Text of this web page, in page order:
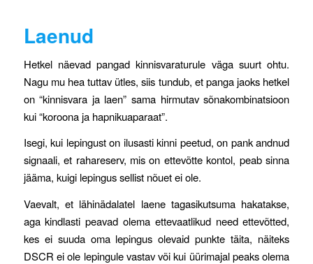
Laenud
Hetkel näevad pangad kinnisvaraturule väga suurt ohtu.
Nagu mu hea tuttav ütles, siis tundub, et panga jaoks hetkel
on “kinnisvara ja laen” sama hirmutav sõnakombinatsioon
kui “koroona ja hapnikuaparaat”.
Isegi, kui lepingust on ilusasti kinni peetud, on pank andnud
signaali, et rahareserv, mis on ettevõtte kontol, peab sinna
jääma, kuigi lepingus sellist nõuet ei ole.
Vaevalt, et lähinädalatel laene tagasikutsuma hakatakse,
aga kindlasti peavad olema ettevaatlikud need ettevõtted,
kes ei suuda oma lepingus olevaid punkte täita, näiteks
DSCR ei ole lepingule vastav või kui üürimajal peaks olema